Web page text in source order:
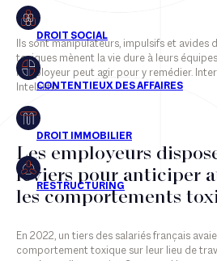
Ils sont manipulateurs, impulsifs et avides
toxiques mènent la vie dure à leurs
l’employeur peut agir pour y remédier.
Intelekto.
Les employeurs
leviers pour anticiper
les comportements
En 2022, un tiers des salariés français
comportement toxique sur leur lieu de